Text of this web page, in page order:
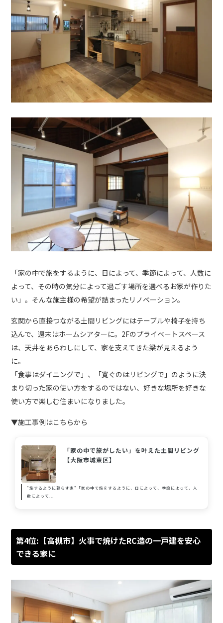
「家の中で旅をするように、日によって、季節によって、人数に
よって、その時の気分によって過ごす場所を選べるお家が作りた
い」。そんな施主様の希望が詰まったリノベーション。
玄関から直接つながる土間リビングにはテーブルや椅子を持ち
込んで、週末はホームシアターに。2Fのプライベートスペース
は、天井をあらわしにして、家を支えてきた梁が見えるよう
に。
「食事はダイニングで」、「寛ぐのはリビングで」のように決
まり切った家の使い方をするのではない、好きな場所を好きな
使い方で楽しむ住まいになりました。
▼施工事例はこちらから
「家の中で旅がしたい」を叶えた土間リビング
【大阪市城東区】
"旅するように暮らす家"「家の中で旅をするように、日によって、季節によって、人
数によって...
第4位:【高槻市】火事で焼けたRC造の一戸建を安心
できる家に